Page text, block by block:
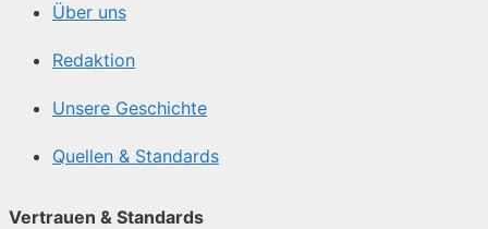
Über uns
Redaktion
Unsere Geschichte
Quellen & Standards
Vertrauen & Standards